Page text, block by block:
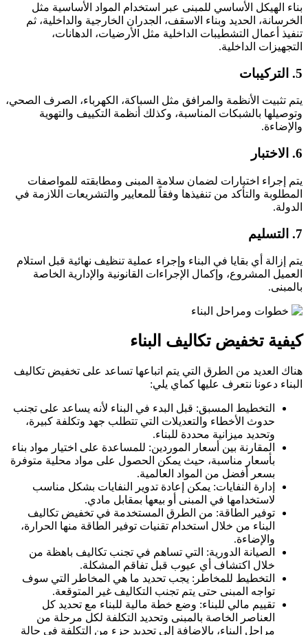
بناء الهيكل الأساسي للمبنى عبر استخدام المواد الأساسية مثل
الخرسانة، الحديد وبناء الاسقف، الجدران الخارجية والداخلية، ثم
تنفيذ أعمال التشطيبات الداخلية مثل الأرضيات، الدهانات،
التجهيزات الداخلية.
5. التركيبات
يتم تثبيت الأنظمة والمرافق مثل السباكة، الكهرباء، الصرف الصحي،
وتوصيلها بالشبكات المناسبة، وكذلك أنظمة التكييف والتهوية
والإضاءة.
6. الاختبار
يتم إجراء اختبارات لضمان سلامة المبنى ومطابقته للمواصفات
المطلوبة والتأكد من تنفيذها وفقاً للمعايير والتشريعات اللازمة في
الدولة.
7. التسليم
يتم إزالة أي بقايا في البناء وإجراء عملية تنظيف نهائية قبل استلام
العميل المشروع، وإكمال الإجراءات القانونية والإدارية الخاصة
بالمبنى.
كيفية تخفيض تكاليف البناء
هناك العديد من الطرق التي يتم اتباعها تساعد على تخفيض تكاليف
البناء دعونا نتعرف عليها كماي يلي:
التخطيط المسبق: قبل البدء في البناء لأنه يساعد على تجنب
حدوث الأخطاء والتعديلات التي تتطلب جهد وتكلفة كبيرة،
وتحديد ميزانية محددة للبناء.
المقارنة بين أسعار الموردين: للمساعدة على اختيار مواد بناء
بأسعار مناسبة، حيث يمكن الحصول على مواد محلية متوفرة
بسعر أفضل من المواد العالمية.
إدارة النفايات: يمكن إعادة تدوير النفايات بشكل مناسب
لاستخدامها في المبنى أو بيعها بمقابل مادي.
توفير الطاقة: من الطرق المستخدمة في تخفيض تكاليف
البناء من خلال استخدام تقنيات توفير الطاقة منها الحرارة،
والإضاءة.
الصيانة الدورية: التي تساهم في تجنب تكاليف باهظة من
خلال اكتشاف أي عيوب قبل تفاقم المشكلة.
التخطيط للمخاطر: يجب تحديد ما هي المخاطر التي سوف
تواجه المبنى حتى يتم تجنب التكاليف غير المتوقعة.
تقييم مالي للبناء: وضع خطة مالية للبناء مع تحديد كل
العناصر الخاصة بالمبنى وتحديد التكلفة لكل مرحلة من
مراحل البناء، بالإضافة إلى تحديد جزء من التكلفة في حالة